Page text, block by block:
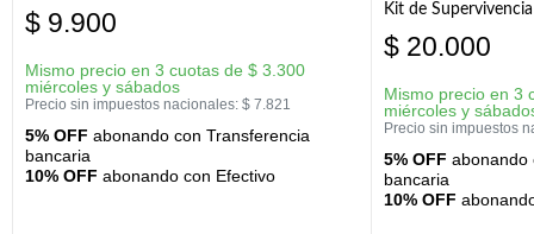
$ 9.900
Mismo precio en 3 cuotas de $ 3.300
miércoles y sábados
Precio sin impuestos nacionales: $ 7.821
5% OFF abonando con Transferencia
bancaria
10% OFF abonando con Efectivo
Kit de
$ 20.000
Mismo precio en 3
miércoles y
Precio sin impuestos
5% OFF abonando
bancaria
10% OFF